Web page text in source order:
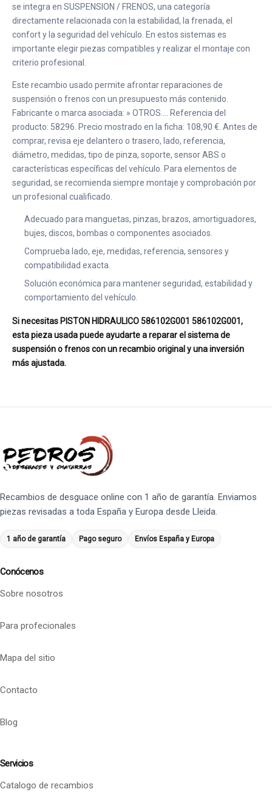
se integra en SUSPENSION / FRENOS, una categoría
directamente relacionada con la estabilidad, la frenada, el
confort y la seguridad del vehículo. En estos sistemas es
importante elegir piezas compatibles y realizar el montaje con
criterio profesional.
Este recambio usado permite afrontar reparaciones de
suspensión o frenos con un presupuesto más contenido.
Fabricante o marca asociada: » OTROS.... Referencia del
producto: 58296. Precio mostrado en la ficha: 108,90 €. Antes de
comprar, revisa eje delantero o trasero, lado, referencia,
diámetro, medidas, tipo de pinza, soporte, sensor ABS o
características específicas del vehículo. Para elementos de
seguridad, se recomienda siempre montaje y comprobación por
un profesional cualificado.
Adecuado para manguetas, pinzas, brazos, amortiguadores,
bujes, discos, bombas o componentes asociados.
Comprueba lado, eje, medidas, referencia, sensores y
compatibilidad exacta.
Solución económica para mantener seguridad, estabilidad y
comportamiento del vehículo.
Si necesitas PISTON HIDRAULICO 586102G001 586102G001,
esta pieza usada puede ayudarte a reparar el sistema de
suspensión o frenos con un recambio original y una inversión
más ajustada.
Recambios de desguace online con 1 año de garantía. Enviamos
piezas revisadas a toda España y Europa desde Lleida.
1 año de garantía Pago seguro Envíos España y Europa
Conócenos
Sobre nosotros
Para profecionales
Mapa del sitio
Contacto
Blog
Servicios
Catalogo de recambios